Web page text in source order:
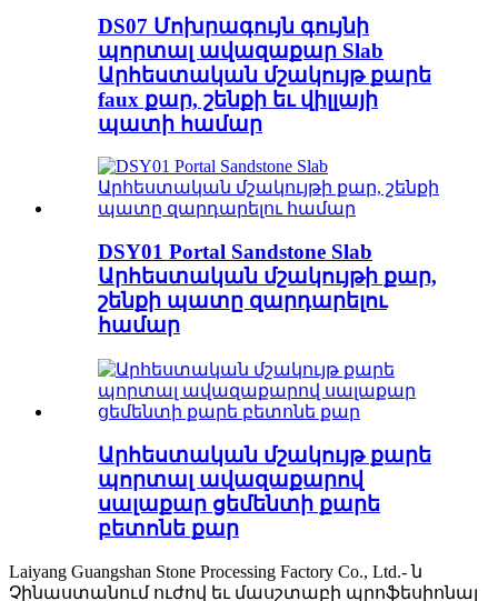
DS07 Մոխրագույն գույնի
պորտալ ավազաքար Slab
Արհեստական ​​մշակույթ քարե
faux քար, շենքի եւ վիլլայի
պատի համար
DSY01 Portal Sandstone Slab
Արհեստական ​​մշակույթի քար,
շենքի պատը զարդարելու
համար
Արհեստական ​​մշակույթ քարե
պորտալ ավազաքարով
սալաքար ցեմենտի քարե
բետոնե քար
Laiyang Guangshan Stone Processing Factory Co., Ltd.- ն
Չինաստանում ուժով եւ մասշտաբի պրոֆեսիոնալ